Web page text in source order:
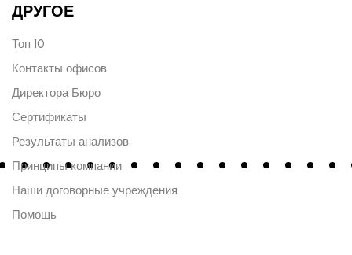
ДРУГОЕ
Топ 10
Контакты офисов
Директора Бюро
Сертификаты
Результаты анализов
Принципы компании
Наши договорные учреждения
Помощь